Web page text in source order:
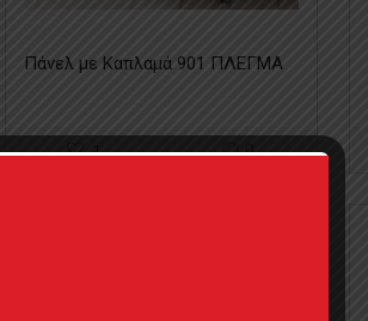
Πάνελ με Καπλαμά 901 ΠΛΕΓΜΑ
1 0